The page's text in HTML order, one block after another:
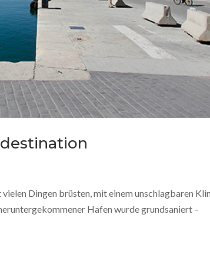
Dingen brüsten, mit einem unschlagbaren
Hafen wurde grundsaniert –